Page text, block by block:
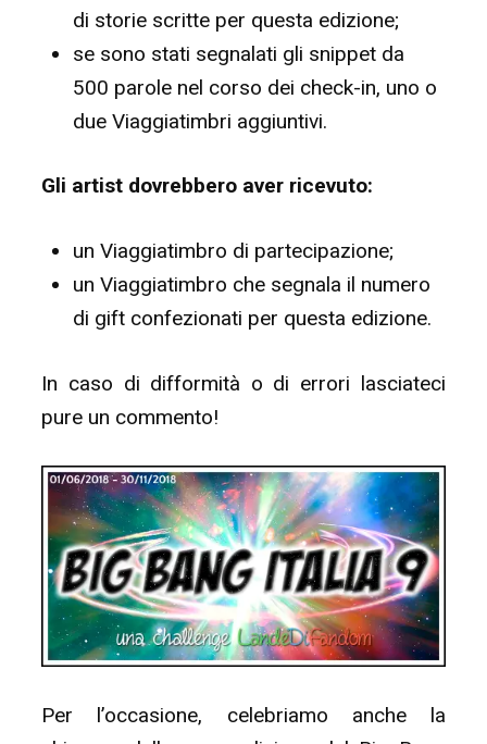
di storie scritte per questa edizione;
se sono stati segnalati gli snippet da
500 parole nel corso dei check-in, uno o
due Viaggiatimbri aggiuntivi.
Gli artist dovrebbero aver ricevuto:
un Viaggiatimbro di partecipazione;
un Viaggiatimbro che segnala il numero
di gift confezionati per questa edizione.
In caso di difformità o di errori lasciateci
pure un commento!
Per l’occasione, celebriamo anche la